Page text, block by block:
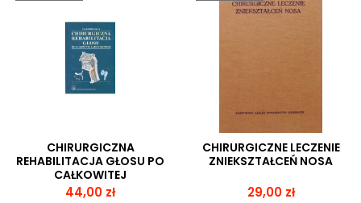
CHIRURGICZNA
REHABILITACJA GŁOSU PO
CAŁKOWITEJ
LARYNGEKTOMII
Cena
44,00 zł
CHIRURGICZNE LECZENIE
ZNIEKSZTAŁCEŃ NOSA
Cena
29,00 zł